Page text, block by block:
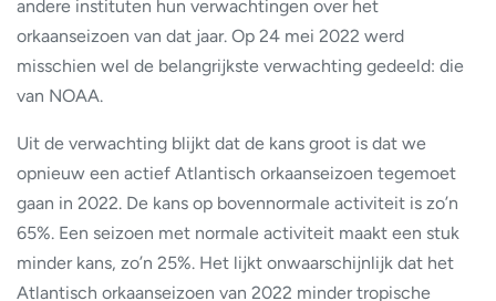
andere instituten hun verwachtingen over het
orkaanseizoen van dat jaar. Op 24 mei 2022 werd
misschien wel de belangrijkste verwachting gedeeld: die
van NOAA.
Uit de verwachting blijkt dat de kans groot is dat we
opnieuw een actief Atlantisch orkaanseizoen tegemoet
gaan in 2022. De kans op bovennormale activiteit is zo’n
65%. Een seizoen met normale activiteit maakt een stuk
minder kans, zo’n 25%. Het lijkt onwaarschijnlijk dat het
Atlantisch orkaanseizoen van 2022 minder tropische